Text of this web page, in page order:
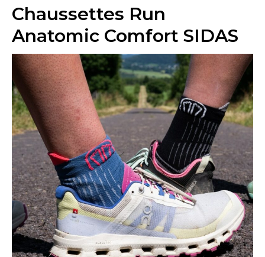
Chaussettes Run
Anatomic Comfort SIDAS